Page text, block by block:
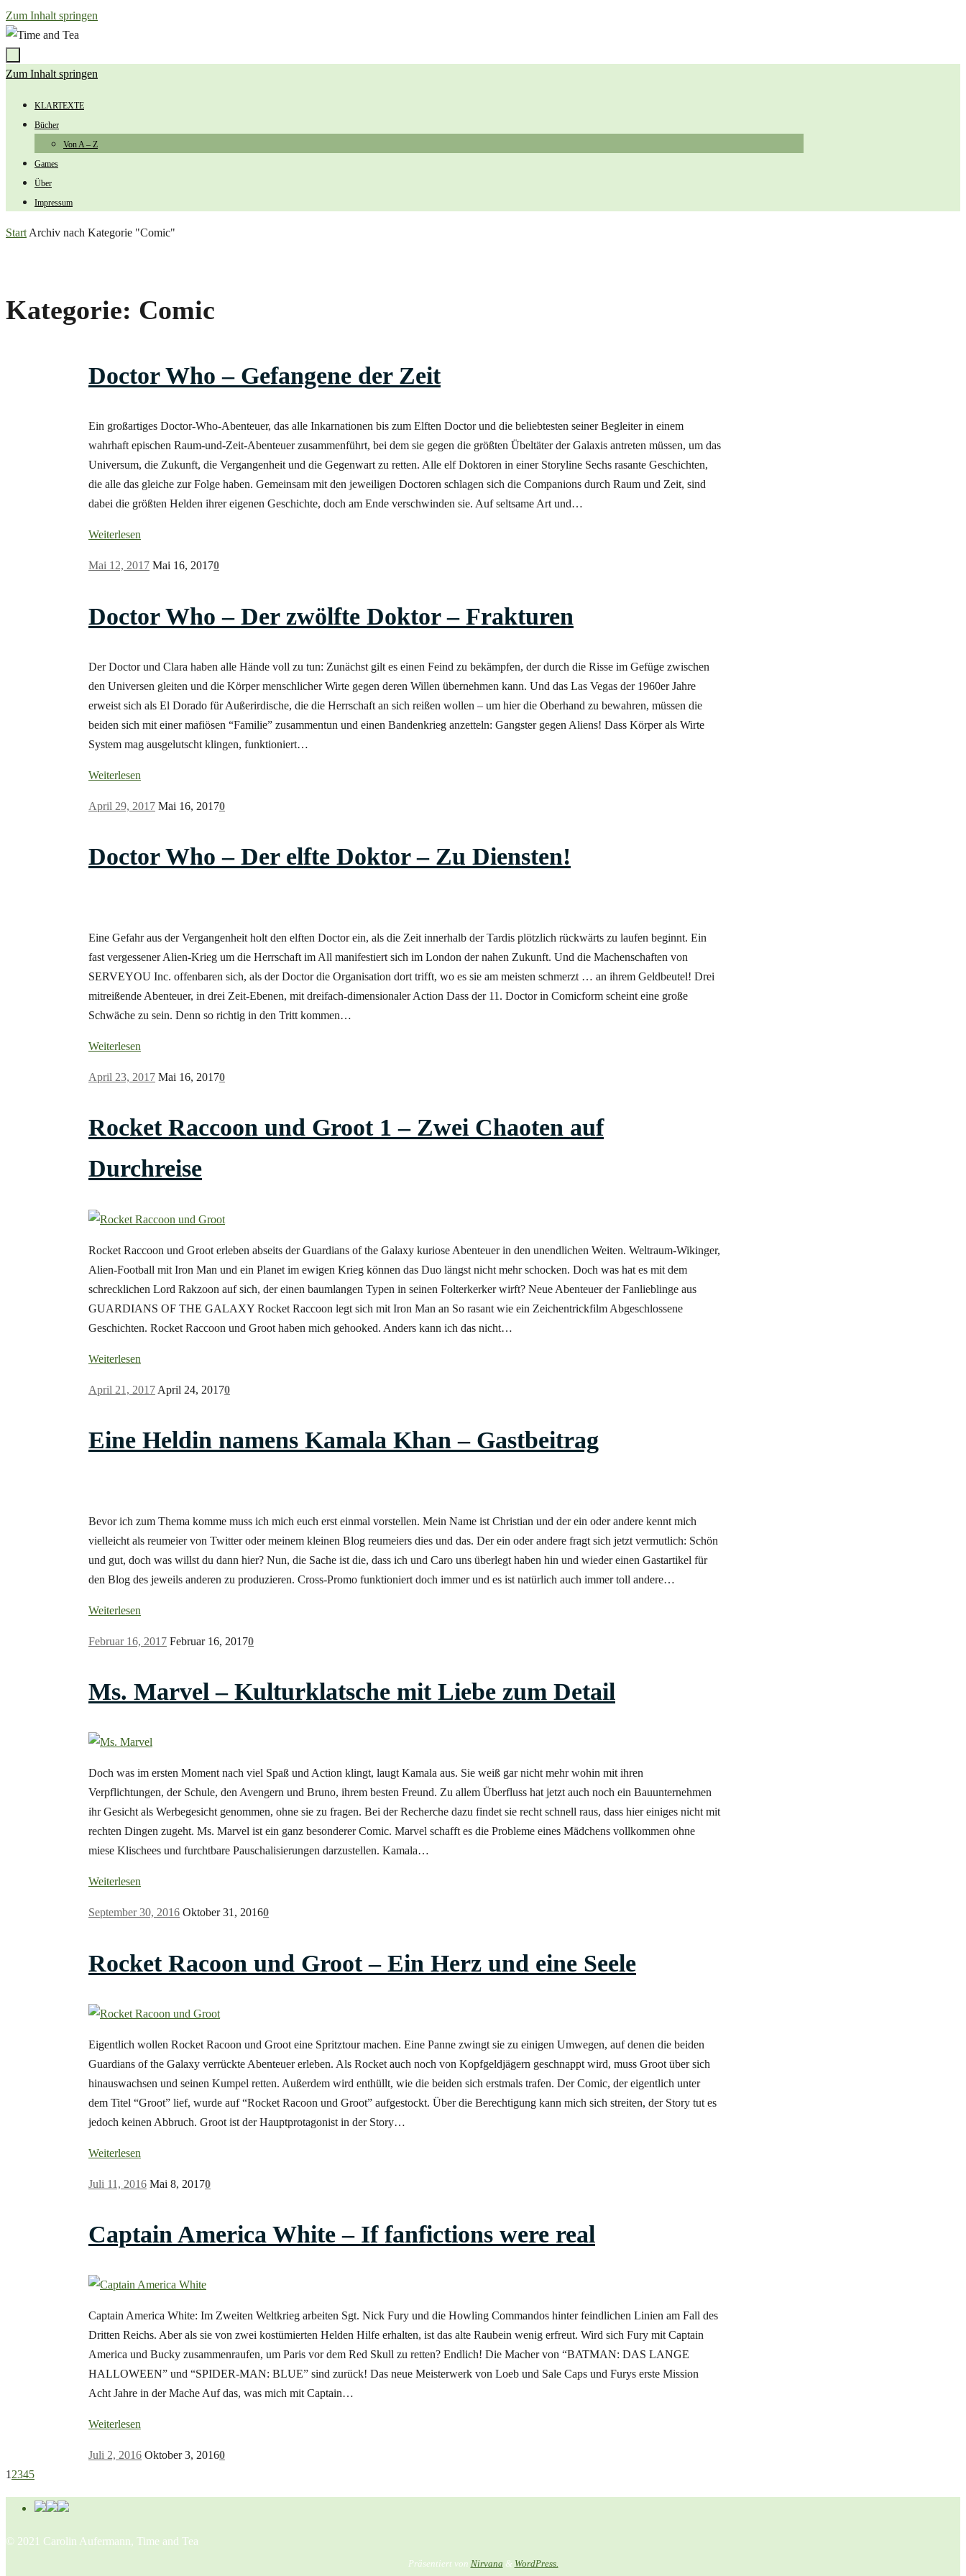
Zum Inhalt springen
Zum Inhalt springen
KLARTEXTE
Bücher
Von A – Z
Games
Über
Impressum
Start Archiv nach Kategorie "Comic"
Kategorie: Comic
Doctor Who – Gefangene der Zeit
Ein großartiges Doctor-Who-Abenteuer, das alle Inkarnationen bis zum Elften Doctor und die beliebtesten seiner Begleiter in einem
wahrhaft epischen Raum-und-Zeit-Abenteuer zusammenführt, bei dem sie gegen die größten Übeltäter der Galaxis antreten müssen, um das
Universum, die Zukunft, die Vergangenheit und die Gegenwart zu retten. Alle elf Doktoren in einer Storyline Sechs rasante Geschichten,
die alle das gleiche zur Folge haben. Gemeinsam mit den jeweiligen Doctoren schlagen sich die Companions durch Raum und Zeit, sind
dabei die größten Helden ihrer eigenen Geschichte, doch am Ende verschwinden sie. Auf seltsame Art und…
Weiterlesen
Mai 12, 2017 Mai 16, 20170
Doctor Who – Der zwölfte Doktor – Frakturen
Der Doctor und Clara haben alle Hände voll zu tun: Zunächst gilt es einen Feind zu bekämpfen, der durch die Risse im Gefüge zwischen
den Universen gleiten und die Körper menschlicher Wirte gegen deren Willen übernehmen kann. Und das Las Vegas der 1960er Jahre
erweist sich als El Dorado für Außerirdische, die die Herrschaft an sich reißen wollen – um hier die Oberhand zu bewahren, müssen die
beiden sich mit einer mafiösen “Familie” zusammentun und einen Bandenkrieg anzetteln: Gangster gegen Aliens! Dass Körper als Wirte
System mag ausgelutscht klingen, funktioniert…
Weiterlesen
April 29, 2017 Mai 16, 20170
Doctor Who – Der elfte Doktor – Zu Diensten!
Eine Gefahr aus der Vergangenheit holt den elften Doctor ein, als die Zeit innerhalb der Tardis plötzlich rückwärts zu laufen beginnt. Ein
fast vergessener Alien-Krieg um die Herrschaft im All manifestiert sich im London der nahen Zukunft. Und die Machenschaften von
SERVEYOU Inc. offenbaren sich, als der Doctor die Organisation dort trifft, wo es sie am meisten schmerzt … an ihrem Geldbeutel! Drei
mitreißende Abenteuer, in drei Zeit-Ebenen, mit dreifach-dimensionaler Action Dass der 11. Doctor in Comicform scheint eine große
Schwäche zu sein. Denn so richtig in den Tritt kommen…
Weiterlesen
April 23, 2017 Mai 16, 20170
Rocket Raccoon und Groot 1 – Zwei Chaoten auf
Durchreise
Rocket Raccoon und Groot erleben abseits der Guardians of the Galaxy kuriose Abenteuer in den unendlichen Weiten. Weltraum-Wikinger,
Alien-Football mit Iron Man und ein Planet im ewigen Krieg können das Duo längst nicht mehr schocken. Doch was hat es mit dem
schrecklichen Lord Rakzoon auf sich, der einen baumlangen Typen in seinen Folterkerker wirft? Neue Abenteuer der Fanlieblinge aus
GUARDIANS OF THE GALAXY Rocket Raccoon legt sich mit Iron Man an So rasant wie ein Zeichentrickfilm Abgeschlossene
Geschichten. Rocket Raccoon und Groot haben mich gehooked. Anders kann ich das nicht…
Weiterlesen
April 21, 2017 April 24, 20170
Eine Heldin namens Kamala Khan – Gastbeitrag
Bevor ich zum Thema komme muss ich mich euch erst einmal vorstellen. Mein Name ist Christian und der ein oder andere kennt mich
vielleicht als reumeier von Twitter oder meinem kleinen Blog reumeiers dies und das. Der ein oder andere fragt sich jetzt vermutlich: Schön
und gut, doch was willst du dann hier? Nun, die Sache ist die, dass ich und Caro uns überlegt haben hin und wieder einen Gastartikel für
den Blog des jeweils anderen zu produzieren. Cross-Promo funktioniert doch immer und es ist natürlich auch immer toll andere…
Weiterlesen
Februar 16, 2017 Februar 16, 20170
Ms. Marvel – Kulturklatsche mit Liebe zum Detail
Doch was im ersten Moment nach viel Spaß und Action klingt, laugt Kamala aus. Sie weiß gar nicht mehr wohin mit ihren
Verpflichtungen, der Schule, den Avengern und Bruno, ihrem besten Freund. Zu allem Überfluss hat jetzt auch noch ein Bauunternehmen
ihr Gesicht als Werbegesicht genommen, ohne sie zu fragen. Bei der Recherche dazu findet sie recht schnell raus, dass hier einiges nicht mit
rechten Dingen zugeht. Ms. Marvel ist ein ganz besonderer Comic. Marvel schafft es die Probleme eines Mädchens vollkommen ohne
miese Klischees und furchtbare Pauschalisierungen darzustellen. Kamala…
Weiterlesen
September 30, 2016 Oktober 31, 20160
Rocket Racoon und Groot – Ein Herz und eine Seele
Eigentlich wollen Rocket Racoon und Groot eine Spritztour machen. Eine Panne zwingt sie zu einigen Umwegen, auf denen die beiden
Guardians of the Galaxy verrückte Abenteuer erleben. Als Rocket auch noch von Kopfgeldjägern geschnappt wird, muss Groot über sich
hinauswachsen und seinen Kumpel retten. Außerdem wird enthüllt, wie die beiden sich erstmals trafen. Der Comic, der eigentlich unter
dem Titel “Groot” lief, wurde auf “Rocket Racoon und Groot” aufgestockt. Über die Berechtigung kann mich sich streiten, der Story tut es
jedoch keinen Abbruch. Groot ist der Hauptprotagonist in der Story…
Weiterlesen
Juli 11, 2016 Mai 8, 20170
Captain America White – If fanfictions were real
Captain America White: Im Zweiten Weltkrieg arbeiten Sgt. Nick Fury und die Howling Commandos hinter feindlichen Linien am Fall des
Dritten Reichs. Aber als sie von zwei kostümierten Helden Hilfe erhalten, ist das alte Raubein wenig erfreut. Wird sich Fury mit Captain
America und Bucky zusammenraufen, um Paris vor dem Red Skull zu retten? Endlich! Die Macher von “BATMAN: DAS LANGE
HALLOWEEN” und “SPIDER-MAN: BLUE” sind zurück! Das neue Meisterwerk von Loeb und Sale Caps und Furys erste Mission
Acht Jahre in der Mache Auf das, was mich mit Captain…
Weiterlesen
Juli 2, 2016 Oktober 3, 20160
1 2345
© 2021 Carolin Aufermann, Time and Tea
Präsentiert von Nirvana & WordPress.